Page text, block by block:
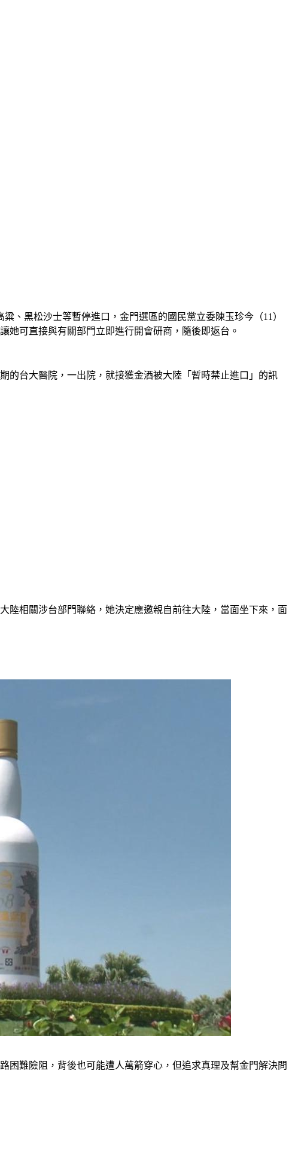
、黑松沙士等暫停進口，金門選區的國民黨立委陳玉珍今（11）
她可直接與有關部門立即進行開會研商，隨後即返台。
的台大醫院，一出院，就接獲金酒被大陸「暫時禁止進口」的訊
陸相關涉台部門聯絡，她決定應邀親自前往大陸，當面坐下來，面
困難險阻，背後也可能遭人萬箭穿心，但追求真理及幫金門解決問